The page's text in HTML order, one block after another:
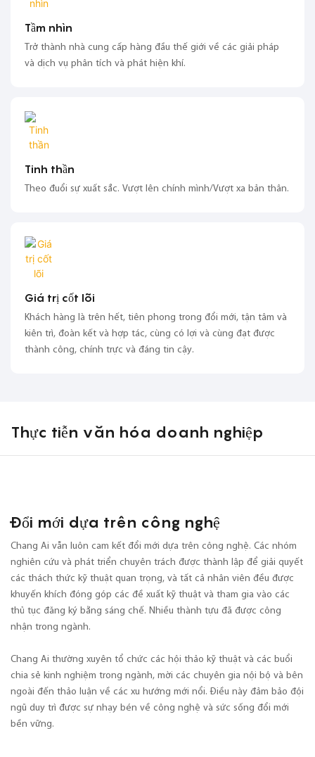
Tầm nhìn
Trở thành nhà cung cấp hàng đầu thế giới về các giải pháp
và dịch vụ phân tích và phát hiện khí.
Tinh thần
Theo đuổi sự xuất sắc. Vượt lên chính mình/Vượt xa bản thân.
Giá trị cốt lõi
Khách hàng là trên hết, tiên phong trong đổi mới, tận tâm và
kiên trì, đoàn kết và hợp tác, cùng có lợi và cùng đạt được
thành công, chính trực và đáng tin cậy.
Thực tiễn văn hóa doanh nghiệp
Đổi mới dựa trên công nghệ
Chang Ai vẫn luôn cam kết đổi mới dựa trên công nghệ. Các nhóm
nghiên cứu và phát triển chuyên trách được thành lập để giải quyết
các thách thức kỹ thuật quan trọng, và tất cả nhân viên đều được
khuyến khích đóng góp các đề xuất kỹ thuật và tham gia vào các
thủ tục đăng ký bằng sáng chế. Nhiều thành tựu đã được công
nhận trong ngành.
Chang Ai thường xuyên tổ chức các hội thảo kỹ thuật và các buổi
chia sẻ kinh nghiệm trong ngành, mời các chuyên gia nội bộ và bên
ngoài đến thảo luận về các xu hướng mới nổi. Điều này đảm bảo đội
ngũ duy trì được sự nhạy bén về công nghệ và sức sống đổi mới
bền vững.